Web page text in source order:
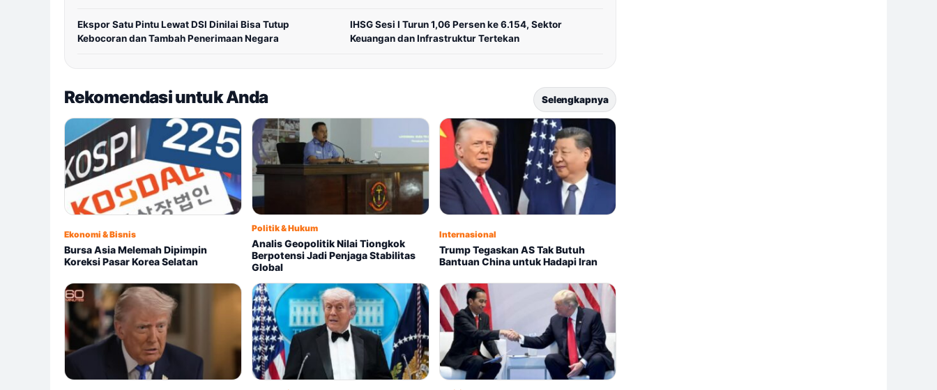
Ekspor Satu Pintu Lewat DSI Dinilai Bisa Tutup
Kebocoran dan Tambah Penerimaan Negara
IHSG Sesi I Turun 1,06 Persen ke 6.154, Sektor
Keuangan dan Infrastruktur Tertekan
Rekomendasi untuk Anda Selengkapnya
Ekonomi & Bisnis
Bursa Asia Melemah Dipimpin
Koreksi Pasar Korea Selatan
Politik & Hukum
Analis Geopolitik Nilai Tiongkok
Berpotensi Jadi Penjaga Stabilitas
Global
Internasional
Trump Tegaskan AS Tak Butuh
Bantuan China untuk Hadapi Iran